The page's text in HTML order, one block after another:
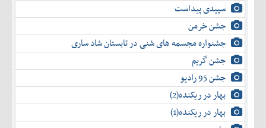
سپیدی پیداست
جشن خرمن
جشنواره مجسمه های شنی در تابستان شاد ساری
جشن گریم
جشن 95 رادیو
بهار در ریکنده(2)
بهار در ریکنده(1)